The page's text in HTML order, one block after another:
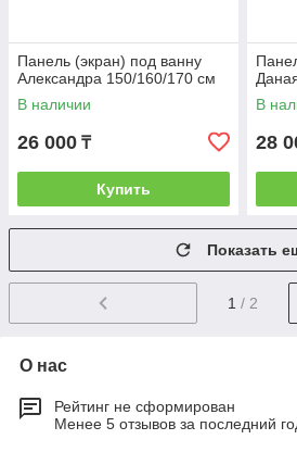
Панель (экран) под ванну
Александра 150/160/170 см
В наличии
26 000 ₸
Купить
В
28
Показать
1 / 2
О нас
Рейтинг не сформирован
Менее 5 отзывов за последний